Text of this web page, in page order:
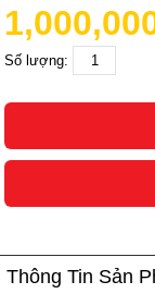
Số lượng:
Thông Tin Sản